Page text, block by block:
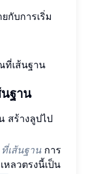
กับการเริ่ม
ที่เส้นฐาน
นฐาน
สร้างลูปไป
ที่เส้นฐาน การ
ลวตรงนี้เป็น